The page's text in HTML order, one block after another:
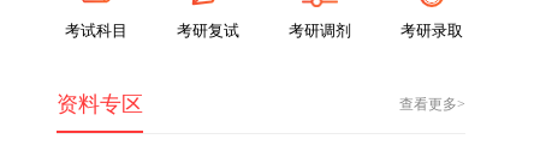
考试科目 考研复试 考研调剂 考研录取
资料专区 查看更多>